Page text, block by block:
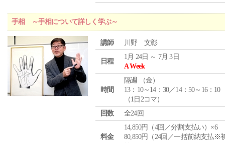
手相 ～手相について詳しく学ぶ～
講師 川野 文彰
日程
1月 24日 ～ 7月 3日
A Week
時間
隔週 （金）
13：10～14：30／14：50～16：10
（1日2コマ）
回数
全24回
料金
14,850円（4回／分割支払い）×6
80,850円（24回／一括前納支払※